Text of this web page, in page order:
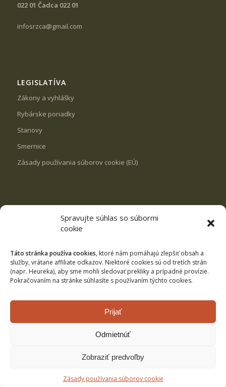
Spravujte súhlas so súbormi
cookie
Táto stránka používa cookies, ktoré nám pomáhajú zlepšiť obsah a
služby, vrátane affiliate odkazov. Niektoré cookies sú od tretích strán
(napr. Heureka), aby sme mohli sledovať prekliky a prípadné provízie.
Pokračovaním na stránke súhlasíte s používaním týchto cookies.
Prijať
Odmietnúť
Zobraziť predvoľby
Zásady používania súborov cookie
022 01 Čadca 022 01
infosrzca@gmail.com
LEGISLATÍVA
Zákony a vyhlášky
Rybárske poriadky
Stanovy
Smernice
Zásady používania súborov cookie (EÚ)
Rybník Svrčinovec
Rybník Čierne
Kysuca č.3
Revíry pstruhové
www.webovagrafika.sk